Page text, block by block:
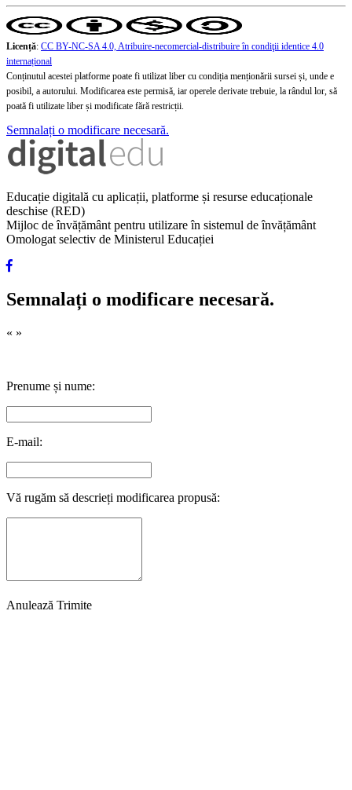
Licență: CC BY-NC-SA 4.0, Atribuire-necomercial-distribuire în condiţii identice 4.0
internațional
Conținutul acestei platforme poate fi utilizat liber cu condiția menționării sursei și, unde e
posibil, a autorului. Modificarea este permisă, iar operele derivate trebuie, la rândul lor, să
poată fi utilizate liber și modificate fără restricții.
Semnalați o modificare necesară.
Educație digitală cu aplicații, platforme și resurse educaționale
deschise (RED)
Mijloc de învățământ pentru utilizare în sistemul de învățământ
Omologat selectiv de Ministerul Educației
Semnalați o modificare necesară.
« »
Prenume și nume:
E-mail:
Vă rugăm să descrieți modificarea propusă:
Anulează Trimite